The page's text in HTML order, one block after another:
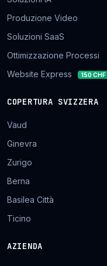
Produzione Video
Soluzioni SaaS
Ottimizzazione Processi
Website Express
150 CHF
COPERTURA SVIZZERA
Vaud
Ginevra
Zurigo
Berna
Basilea Città
Ticino
AZIENDA